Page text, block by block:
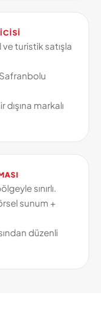
turistik satışla
markalı
sınırlı.
sunum +
düzenli